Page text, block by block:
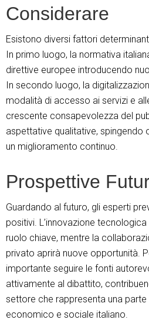
Considerare
Esistono diversi fattori
In primo luogo, la normativa
direttive europee introducendo
In secondo luogo, la
modalità di accesso ai servizi e
crescente consapevolezza del
aspettative qualitative, spingendo
un miglioramento continuo.
Prospettive
Guardando al futuro, gli esperti
positivi. L’innovazione
ruolo chiave, mentre la
privato aprirà nuove opportunità.
importante seguire le fonti
attivamente al dibattito,
settore che rappresenta una
economico e sociale italiano.